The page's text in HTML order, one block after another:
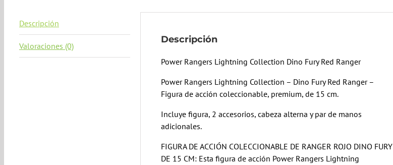
Descripción
Valoraciones (0)
Descripción
Power Rangers Lightning Collection Dino Fury Red Ranger
Power Rangers Lightning Collection – Dino Fury Red Ranger –
Figura de acción coleccionable, premium, de 15 cm.
Incluye figura, 2 accesorios, cabeza alterna y par de manos
adicionales.
FIGURA DE ACCIÓN COLECCIONABLE DE RANGER ROJO DINO FURY
DE 15 CM: Esta figura de acción Power Rangers Lightning